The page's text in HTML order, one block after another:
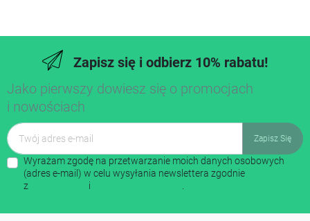
Zapisz się i odbierz 10% rabatu!
Jako pierwszy dowiesz się o promocjach
i nowościach
Wyrażam zgodę na przetwarzanie moich danych osobowych
(adres e-mail) w celu wysyłania newslettera zgodnie
z
i